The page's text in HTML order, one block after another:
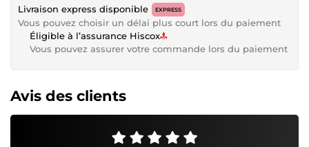
Livraison express disponible EXPRESS
Vous pouvez choisir un délai plus court lors du paiement
Éligible à l’assurance Hiscox
Vous pouvez assurer votre commande lors du paiement
Avis des clients